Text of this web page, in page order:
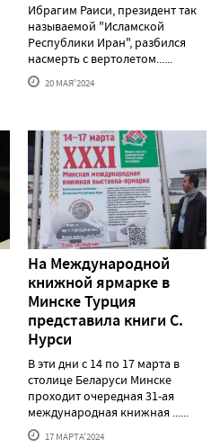
Ибрагим Раиси, президент так
называемой "Исламской
Республики Иран", разбился
насмерть с вертолетом......
20 МАЯ'2024
На Международной
книжной ярмарке в
Минске Турция
представила книги С.
Нурси
В эти дни с 14 по 17 марта в
столице Беларуси Минске
проходит очередная 31-ая
международная книжная ......
17 МАРТА'2024